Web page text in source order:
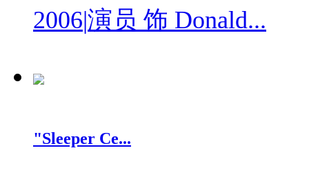
2006|演员 饰 Donald...
"Sleeper Ce...